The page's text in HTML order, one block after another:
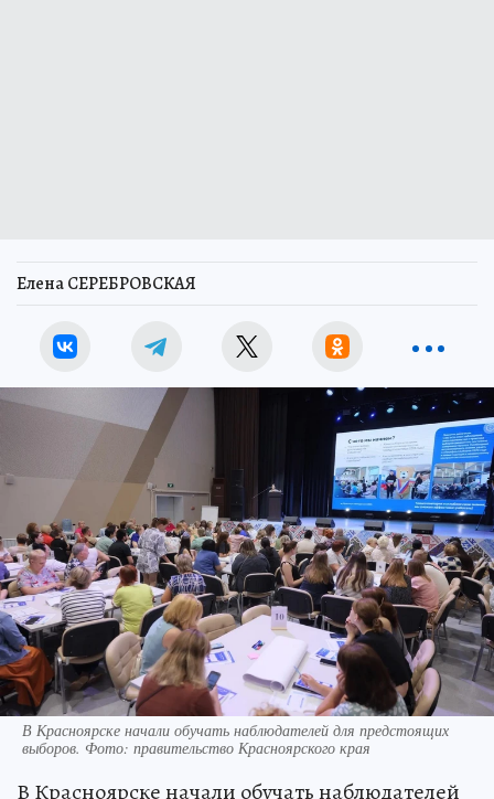
Елена СЕРЕБРОВСКАЯ
В Красноярске начали обучать наблюдателей для предстоящих
выборов. Фото: правительство Красноярского края
В Красноярске начали обучать наблюдателей